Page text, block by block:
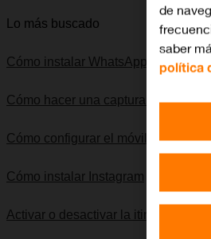
Lo más buscado
Cómo instalar WhatsApp
Cómo hacer una captura de pantalla
Cómo configurar el móvil para
Cómo instalar Instagram
Activar o desactivar la itinerancia de
de
saber
política